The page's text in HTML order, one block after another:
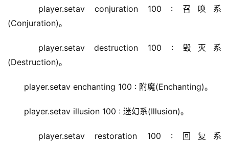
player.setav conjuration 100 : 召唤系
(Conjuration)。
player.setav destruction 100 : 毁灭系
(Destruction)。
player.setav enchanting 100 : 附魔(Enchanting)。
player.setav illusion 100 : 迷幻系(Illusion)。
player.setav restoration 100 : 回复系